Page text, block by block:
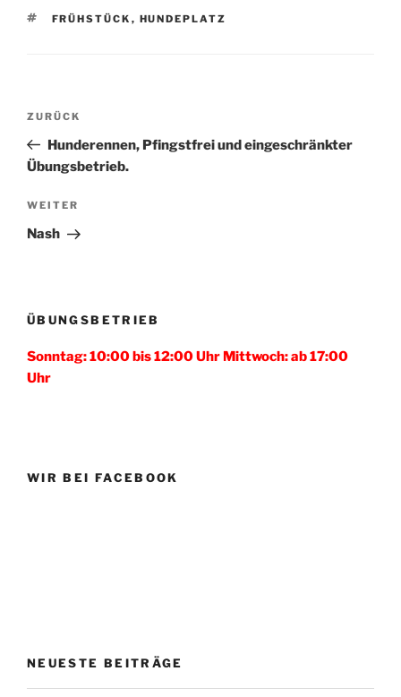
SCHLAGWÖRTER
FRÜHSTÜCK , HUNDEPLATZ
Beitragsnavigation
Vorheriger
Beitrag
ZURÜCK
Hunderennen, Pfingstfrei und eingeschränkter
Übungsbetrieb.
Nächster
Beitrag
WEITER
Nash
ÜBUNGSBETRIEB
Sonntag: 10:00 bis 12:00 Uhr Mittwoch: ab 17:00
Uhr
WIR BEI FACEBOOK
NEUESTE BEITRÄGE